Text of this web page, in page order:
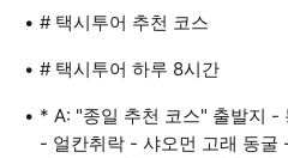
# 택시투어 추천 코스
# 택시투어 하루 8시간
* A: "종일 추천 코스" 출발지 -
- 얼칸취락 - 샤오먼 고래 동굴